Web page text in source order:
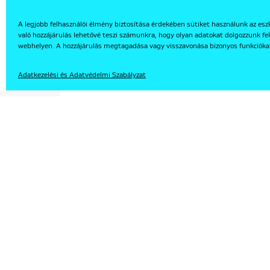
A legjobb felhasználói élmény biztosítása érdekében sütiket használunk az
való hozzájárulás lehetővé teszi számunkra, hogy olyan adatokat dolgozzunk
webhelyen. A hozzájárulás megtagadása vagy visszavonása bizonyos
Adatkezelési és Adatvédelmi Szabályzat
EN